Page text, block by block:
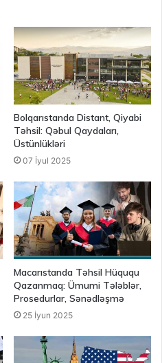
Bolqarıstanda Distant, Qiyabi
Təhsil: Qəbul Qaydaları,
Üstünlükləri
07 İyul 2025
Macarıstanda Təhsil Hüququ
Qazanmaq: Ümumi Tələblər,
Prosedurlar, Sənədləşmə
25 İyun 2025